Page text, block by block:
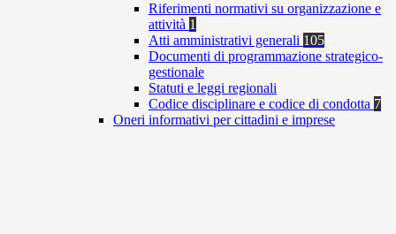
Riferimenti normativi su organizzazione e
attività 1
Atti amministrativi generali 105
Documenti di programmazione strategico-
gestionale
Statuti e leggi regionali
Codice disciplinare e codice di condotta 7
Oneri informativi per cittadini e imprese